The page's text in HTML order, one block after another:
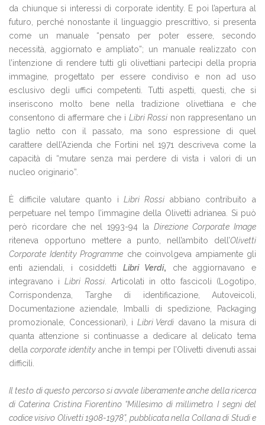
da chiunque si interessi di corporate identity. E poi l’apertura al
futuro, perché nonostante il linguaggio prescrittivo, si presenta
come un manuale “pensato per poter essere, secondo
necessità, aggiornato e ampliato”; un manuale realizzato con
l’intenzione di rendere tutti gli olivettiani partecipi della propria
immagine, progettato per essere condiviso e non ad uso
esclusivo degli uffici competenti. Tutti aspetti, questi, che si
inseriscono molto bene nella tradizione olivettiana e che
consentono di affermare che i Libri Rossi non rappresentano un
taglio netto con il passato, ma sono espressione di quel
carattere dell’Azienda che Fortini nel 1971 descriveva come la
capacità di “mutare senza mai perdere di vista i valori di un
nucleo originario”.
È difficile valutare quanto iLibri Rossi abbiano contribuito a
perpetuare nel tempo l’immagine della Olivetti adrianea. Si può
però ricordare che nel 1993-94 la Direzione Corporate Image
riteneva opportuno mettere a punto, nell’ambito dell’Olivetti
Corporate Identity Programme che coinvolgeva ampiamente gli
enti aziendali, i cosiddetti Libri Verdi, che aggiornavano e
integravano i Libri Rossi . Articolati in otto fascicoli (Logotipo,
Corrispondenza, Targhe di identificazione, Autoveicoli,
Documentazione aziendale, Imballi di spedizione, Packaging
promozionale, Concessionari), i Libri Verdi davano la misura di
quanta attenzione si continuasse a dedicare al delicato tema
dellacorporate identityanche in tempi per l’Olivetti divenuti assai
difficili.
Il testo di questo percorso si avvale liberamente anche della ricerca
di Caterina Cristina Fiorentino “Millesimo di millimetro. I segni del
codice visivo Olivetti 1908-1978”, pubblicata nella Collana di Studi e